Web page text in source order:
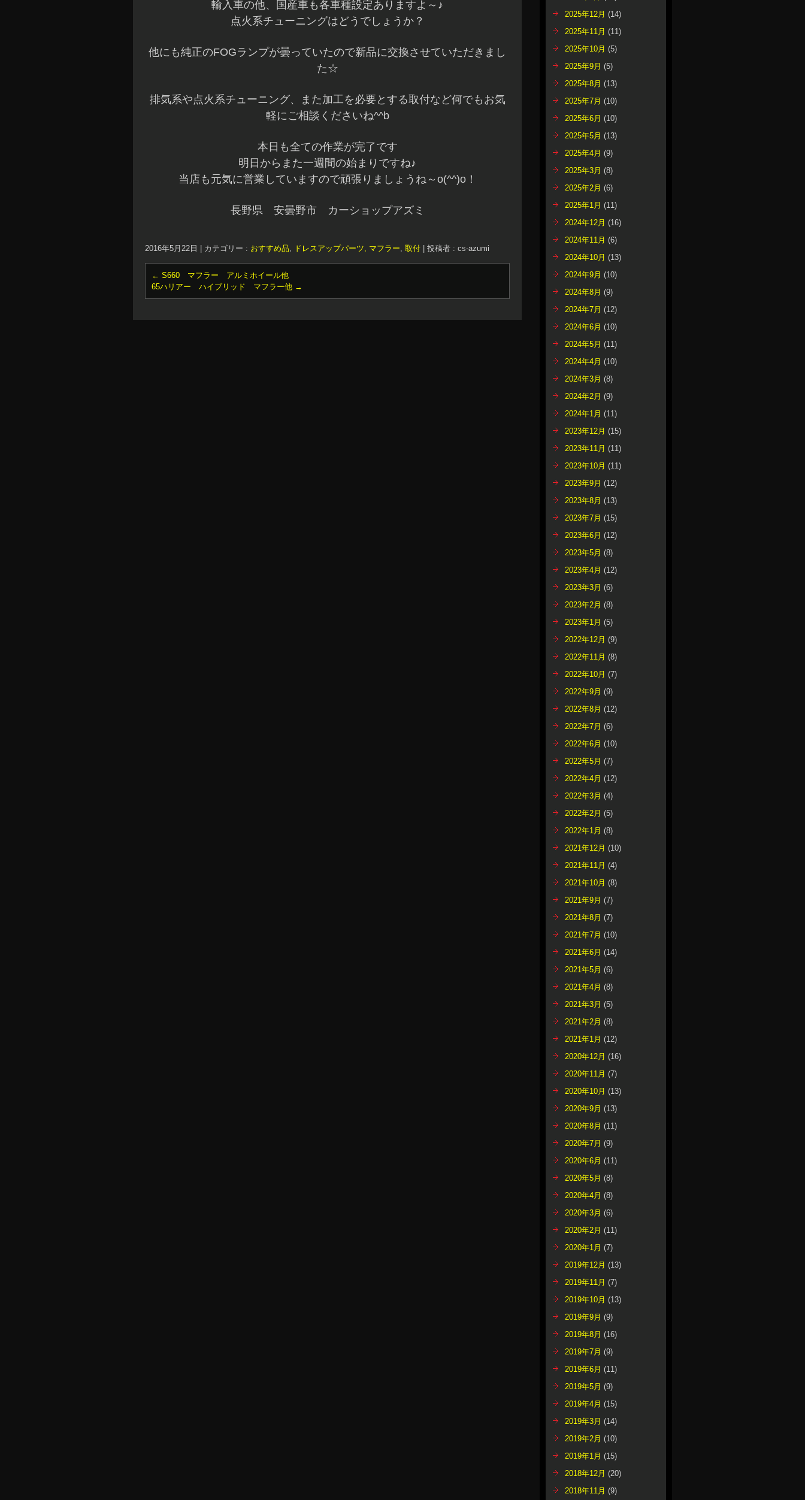
輸入車の他、国産車も各車種設定ありますよ～♪
点火系チューニングはどうでしょうか？
他にも純正のFOGランプが曇っていたので新品に交換させていただきまし
た☆
排気系や点火系チューニング、また加工を必要とする取付など何でもお気
軽にご相談くださいね^^b
本日も全ての作業が完了です
明日からまた一週間の始まりですね♪
当店も元気に営業していますので頑張りましょうね～o(^^)o！
長野県 安曇野市 カーショップアズミ
2016年5月22日 カテゴリー : おすすめ品, ドレスアップパーツ, マフラー, 取付 投稿者 : cs-azumi
← S660 マフラー アルミホイール他
65ハリアー ハイブリッド マフラー他 →
2025年12月 (14)
2025年11月 (11)
2025年10月 (5)
2025年9月 (5)
2025年8月 (13)
2025年7月 (10)
2025年6月 (10)
2025年5月 (13)
2025年4月 (9)
2025年3月 (8)
2025年2月 (6)
2025年1月 (11)
2024年12月 (16)
2024年11月 (6)
2024年10月 (13)
2024年9月 (10)
2024年8月 (9)
2024年7月 (12)
2024年6月 (10)
2024年5月 (11)
2024年4月 (10)
2024年3月 (8)
2024年2月 (9)
2024年1月 (11)
2023年12月 (15)
2023年11月 (11)
2023年10月 (11)
2023年9月 (12)
2023年8月 (13)
2023年7月 (15)
2023年6月 (12)
2023年5月 (8)
2023年4月 (12)
2023年3月 (6)
2023年2月 (8)
2023年1月 (5)
2022年12月 (9)
2022年11月 (8)
2022年10月 (7)
2022年9月 (9)
2022年8月 (12)
2022年7月 (6)
2022年6月 (10)
2022年5月 (7)
2022年4月 (12)
2022年3月 (4)
2022年2月 (5)
2022年1月 (8)
2021年12月 (10)
2021年11月 (4)
2021年10月 (8)
2021年9月 (7)
2021年8月 (7)
2021年7月 (10)
2021年6月 (14)
2021年5月 (6)
2021年4月 (8)
2021年3月 (5)
2021年2月 (8)
2021年1月 (12)
2020年12月 (16)
2020年11月 (7)
2020年10月 (13)
2020年9月 (13)
2020年8月 (11)
2020年7月 (9)
2020年6月 (11)
2020年5月 (8)
2020年4月 (8)
2020年3月 (6)
2020年2月 (11)
2020年1月 (7)
2019年12月 (13)
2019年11月 (7)
2019年10月 (13)
2019年9月 (9)
2019年8月 (16)
2019年7月 (9)
2019年6月 (11)
2019年5月 (9)
2019年4月 (15)
2019年3月 (14)
2019年2月 (10)
2019年1月 (15)
2018年12月 (20)
2018年11月 (9)